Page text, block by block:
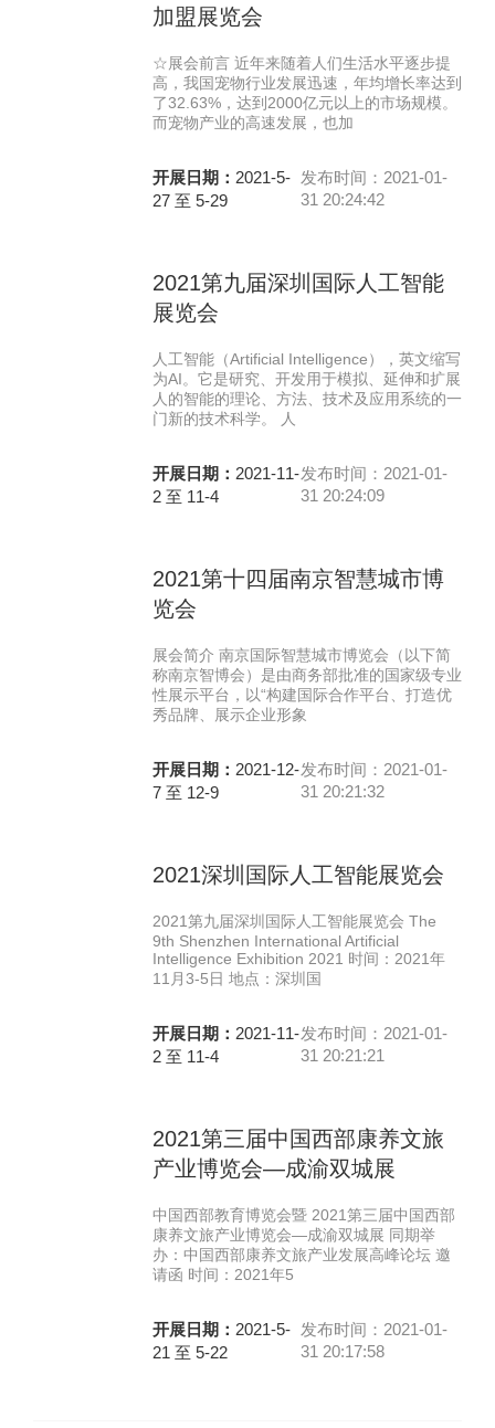
加盟展览会
☆展会前言 近年来随着人们生活水平逐步提
高，我国宠物行业发展迅速，年均增长率达到
了32.63%，达到2000亿元以上的市场规模。
而宠物产业的高速发展，也加
开展日期： 2021-5-
27 至 5-29
发布时间：2021-01-
31 20:24:42
2021第九届深圳国际人工智能
展览会
人工智能（Artificial Intelligence），英文缩写
为AI。它是研究、开发用于模拟、延伸和扩展
人的智能的理论、方法、技术及应用系统的一
门新的技术科学。 人
开展日期： 2021-11-
2 至 11-4
发布时间：2021-01-
31 20:24:09
2021第十四届南京智慧城市博
览会
展会简介 南京国际智慧城市博览会（以下简
称南京智博会）是由商务部批准的国家级专业
性展示平台，以“构建国际合作平台、打造优
秀品牌、展示企业形象
开展日期： 2021-12-
7 至 12-9
发布时间：2021-01-
31 20:21:32
2021深圳国际人工智能展览会
2021第九届深圳国际人工智能展览会 The
9th Shenzhen International Artificial
Intelligence Exhibition 2021 时间：2021年
11月3-5日 地点：深圳国
开展日期： 2021-11-
2 至 11-4
发布时间：2021-01-
31 20:21:21
2021第三届中国西部康养文旅
产业博览会—成渝双城展
中国西部教育博览会暨 2021第三届中国西部
康养文旅产业博览会—成渝双城展 同期举
办：中国西部康养文旅产业发展高峰论坛 邀
请函 时间：2021年5
开展日期： 2021-5-
21 至 5-22
发布时间：2021-01-
31 20:17:58